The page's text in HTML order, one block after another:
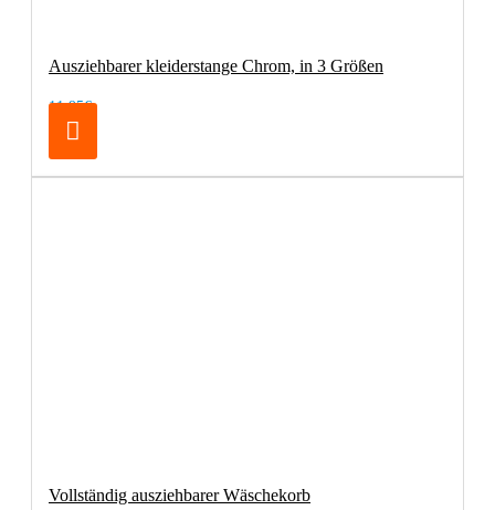
Ausziehbarer kleiderstange Chrom, in 3 Größen
11,95€
Vollständig ausziehbarer Wäschekorb